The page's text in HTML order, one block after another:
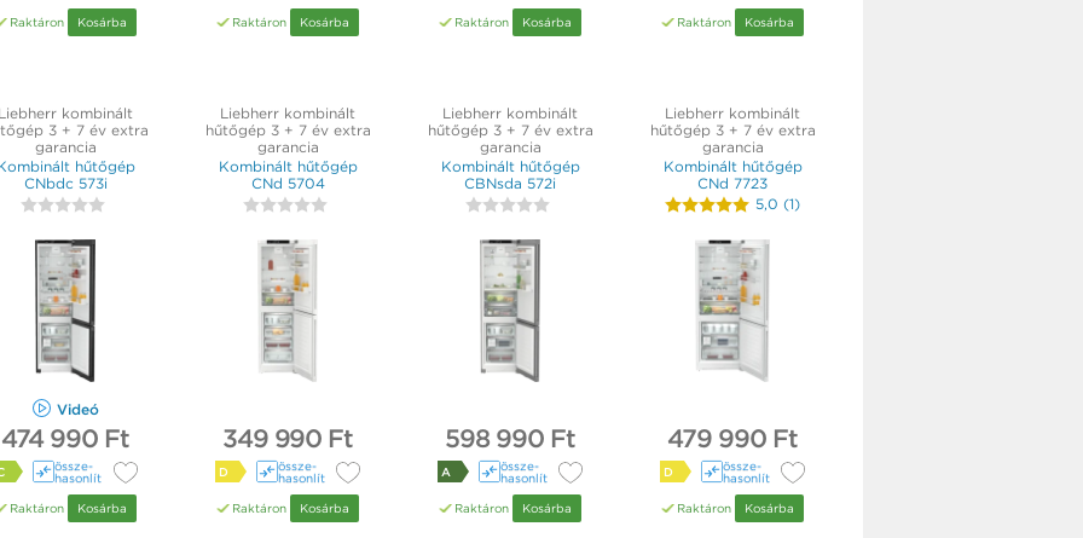
Raktáron Kosárba Raktáron Kosárba Raktáron Kosárba Raktáron Kosárba
kombinált
3 + 7 év extra
garancia
hűtőgép
CNbdc 573i
Videó
474 990 Ft
össze­
hasonlít
Raktáron Kosárba
Liebherr kombinált
hűtőgép 3 + 7 év extra
garancia
Kombinált hűtőgép
CNd 5704
349 990 Ft
D
össze­
hasonlít
Raktáron Kosárba
Liebherr kombinált
hűtőgép 3 + 7 év extra
garancia
Kombinált hűtőgép
CBNsda 572i
598 990 Ft
A
össze­
hasonlít
Raktáron Kosárba
Liebherr kombinált
hűtőgép 3 + 7 év extra
garancia
Kombinált hűtőgép
CNd 7723
5,0 (1)
479 990 Ft
D
össze­
hasonlít
Raktáron Kosárba